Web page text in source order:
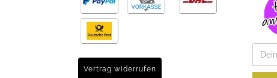
Vertrag widerrufen